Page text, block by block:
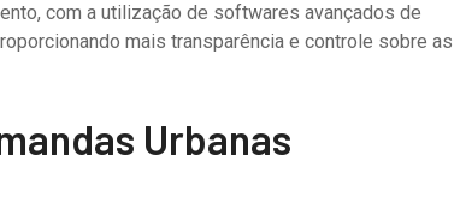
com a utilização de softwares avançados de
mais transparência e controle sobre as
Urbanas